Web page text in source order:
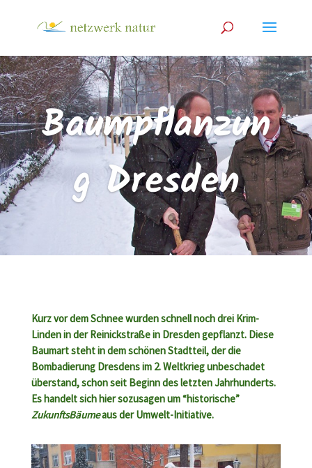
Baumpflanzun
g Dresden
Kurz vor dem Schnee wurden schnell noch drei Krim-
Linden in der Reinickstraße in Dresden gepflanzt. Diese
Baumart steht in dem schönen Stadtteil, der die
Bombadierung Dresdens im 2. Weltkrieg unbeschadet
überstand, schon seit Beginn des letzten Jahrhunderts.
Es handelt sich hier sozusagen um “historische”
ZukunftsBäumeaus der Umwelt-Initiative.